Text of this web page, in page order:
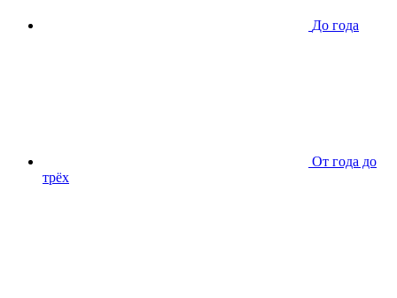
До года
От года до
трёх